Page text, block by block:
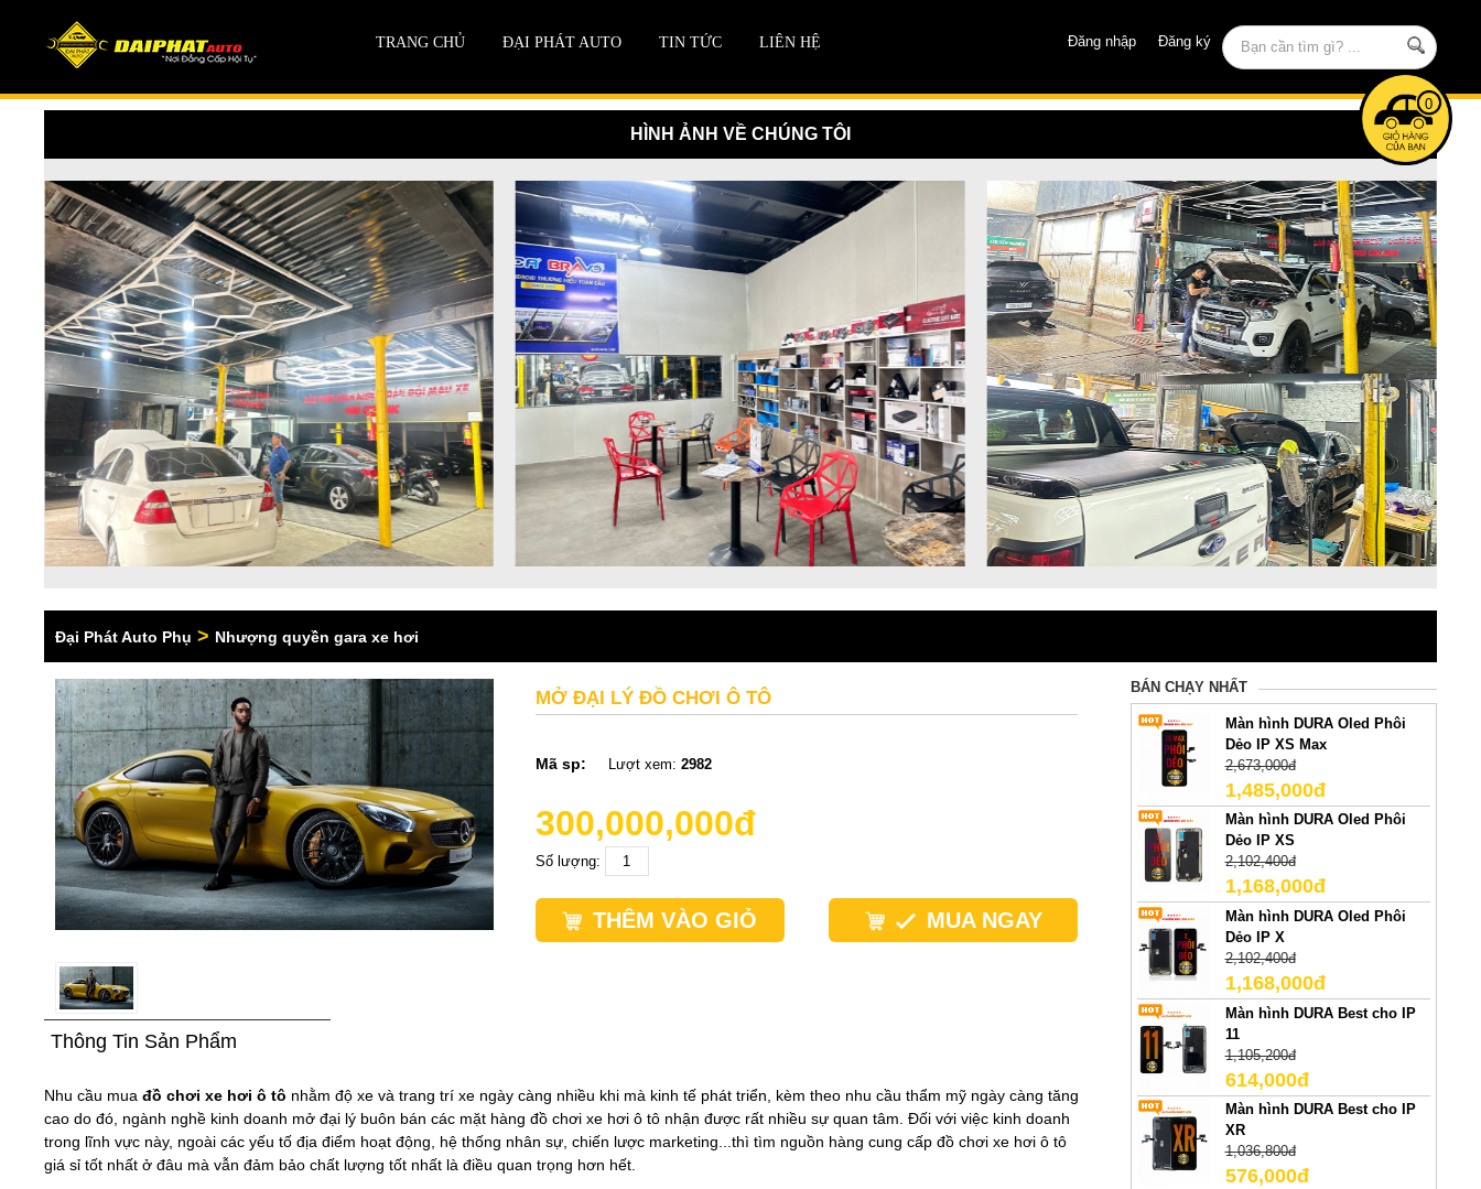
Đăng nhập Đăng ký
TRANG CHỦ ĐẠI PHÁT AUTO TIN TỨC LIÊN HỆ
0
HÌNH ẢNH VỀ CHÚNG TÔI
Đại Phát Auto Phụ > Nhượng quyền gara xe hơi
MỞ ĐẠI LÝ ĐỒ CHƠI Ô TÔ
Mã sp: Lượt xem: 2982
300,000,000đ
Số lượng:
THÊM VÀO GIỎ MUA NGAY
Thông Tin Sản Phẩm
Nhu cầu muađồ chơi xe hơi ô tô nhằm độ xe và trang trí xe ngày càng nhiều khi mà kinh tế phát triển, kèm theo nhu cầu thẩm mỹ ngày càng tăng
cao do đó, ngành nghề kinh doanh mở đại lý buôn bán các mặt hàng đồ chơi xe hơi ô tô nhận được rất nhiều sự quan tâm. Đối với việc kinh doanh
trong lĩnh vực này, ngoài các yếu tố địa điểm hoạt động, hệ thống nhân sự, chiến lược marketing...thì tìm nguồn hàng cung cấp đồ chơi xe hơi ô tô
giá sỉ tốt nhất ở đâu mà vẫn đảm bảo chất lượng tốt nhất là điều quan trọng hơn hết.
BÁN CHẠY NHẤT
Màn hình DURA Oled Phôi
Dẻo IP XS Max
2,673,000đ
1,485,000đ
Màn hình DURA Oled Phôi
Dẻo IP XS
2,102,400đ
1,168,000đ
Màn hình DURA Oled Phôi
Dẻo IP X
2,102,400đ
1,168,000đ
Màn hình DURA Best cho IP
11
1,105,200đ
614,000đ
Màn hình DURA Best cho IP
XR
1,036,800đ
576,000đ